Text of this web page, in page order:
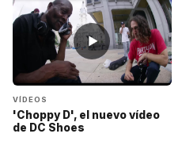
▶
VÍDEOS
'Choppy D', el nuevo vídeo
de DC Shoes